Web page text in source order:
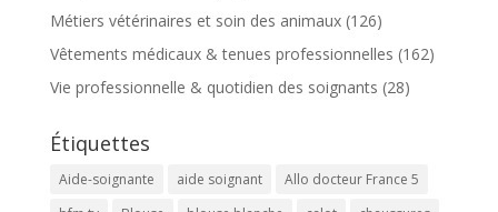
Métiers vétérinaires et soin des animaux(126)
Vêtements médicaux & tenues professionnelles (162)
Vie professionnelle & quotidien des soignants (28)
Étiquettes
Aide-soignante aide soignant
Allo docteur France 5